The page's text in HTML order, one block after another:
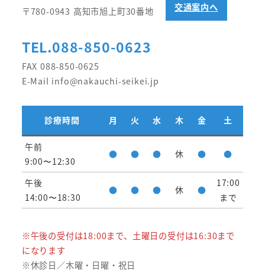
〒780-0943 高知市旭上町30番地 交通案内へ
TEL.088-850-0623
FAX 088-850-0625
E-Mail info@nakauchi-seikei.jp
診療時間 月 火 水 木 金 土
午前
9:00〜12:30
● ● ● 休 ● ●
午後
14:00〜18:30
● ● ● 休 ●
17:00
まで
※午後の受付は18:00まで、土曜日の受付は16:30まで
になります
※休診日／木曜・日曜・祝日